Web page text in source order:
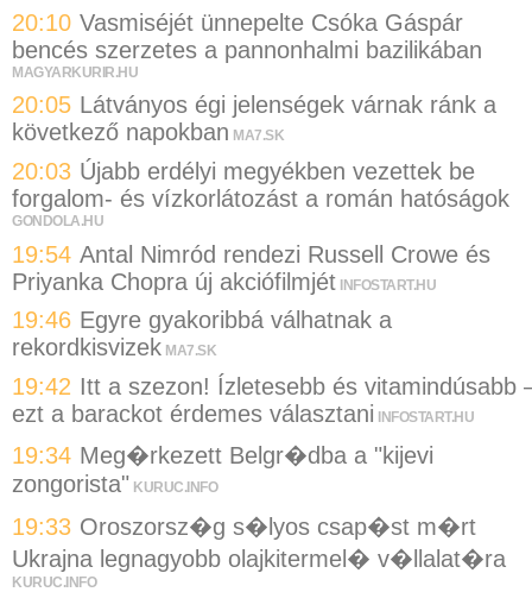
20:10 Vasmiséjét ünnepelte Csóka Gáspár
bencés szerzetes a pannonhalmi bazilikában
MAGYARKURIR.HU
20:05 Látványos égi jelenségek várnak ránk a
következő napokban MA7.SK
20:03 Újabb erdélyi megyékben vezettek be
forgalom- és vízkorlátozást a román hatóságok
GONDOLA.HU
19:54 Antal Nimród rendezi Russell Crowe és
Priyanka Chopra új akciófilmjét INFOSTART.HU
19:46 Egyre gyakoribbá válhatnak a
rekordkisvizek MA7.SK
19:42 Itt a szezon! Ízletesebb és vitamindúsabb
ezt a barackot érdemes választani INFOSTART.HU
19:34 Meg�rkezett Belgr�dba a "kijevi
zongorista" KURUC.INFO
19:33 Oroszorsz�g s�lyos csap�st m�rt
Ukrajna legnagyobb olajkitermel� v�llalat�ra
KURUC.INFO